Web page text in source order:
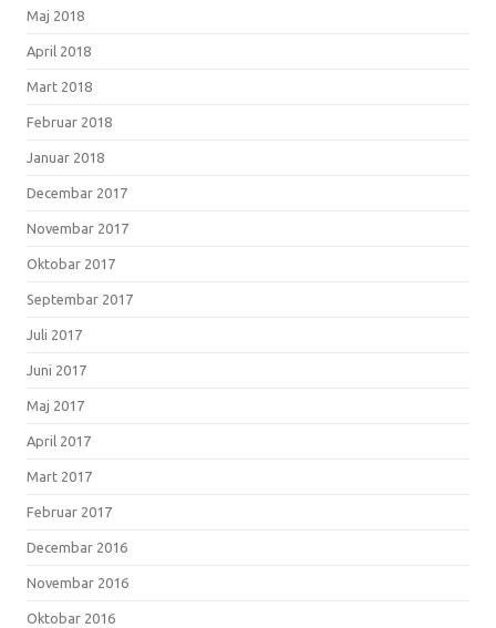
Maj 2018
April 2018
Mart 2018
Februar 2018
Januar 2018
Decembar 2017
Novembar 2017
Oktobar 2017
Septembar 2017
Juli 2017
Juni 2017
Maj 2017
April 2017
Mart 2017
Februar 2017
Decembar 2016
Novembar 2016
Oktobar 2016